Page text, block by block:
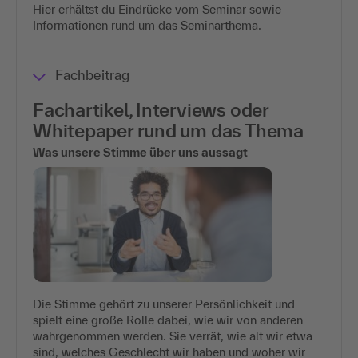
Hier erhältst du Eindrücke vom Seminar sowie
Informationen rund um das Seminarthema.
Fachbeitrag
Fachartikel, Interviews oder
Whitepaper rund um das Thema
Was unsere Stimme über uns aussagt
Die Stimme gehört zu unserer Persönlichkeit und
spielt eine große Rolle dabei, wie wir von anderen
wahrgenommen werden. Sie verrät, wie alt wir etwa
sind, welches Geschlecht wir haben und woher wir